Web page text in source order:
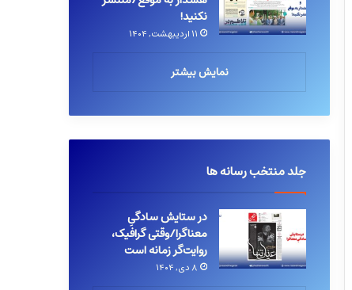
نکنید!
۱۱ اردیبهشت, ۱۴۰۴
نمایش بیشتر
جلد منتخب رسانه ها
در ستایش سادگیِ
معناگرا/وقتی گرافیک،
روایت‌گر زمانه است
۸ دی, ۱۴۰۴